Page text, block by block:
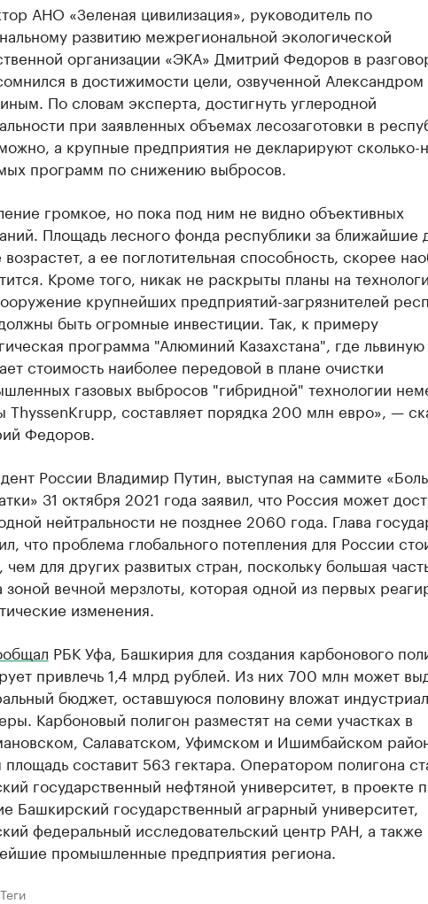
АНО «Зеленая цивилизация», руководитель по
развитию межрегиональной экологической
организации «ЭКА» Дмитрий Федоров в
в достижимости цели, озвученной Александром
По словам эксперта, достигнуть углеродной
при заявленных объемах лесозаготовки в
а крупные предприятия не декларируют сколько-
программ по снижению выбросов.
громкое, но пока под ним не видно объективных
Площадь лесного фонда республики за ближайшие
возрастет, а ее поглотительная способность, скорее
Кроме того, никак не раскрыты планы на
крупнейших предприятий-загрязнителей
быть огромные инвестиции. Так, к примеру
программа "Алюминий Казахстана", где
стоимость наиболее передовой в плане очистки
газовых выбросов "гибридной" технологии
составляет порядка 200 млн евро», —
Федоров.
России Владимир Путин, выступая на саммите
31 октября 2021 года заявил, что Россия может
нейтральности не позднее 2060 года. Глава
что проблема глобального потепления для России
чем для других развитых стран, поскольку большая
зоной вечной мерзлоты, которая одной из первых
изменения.
РБК Уфа, Башкирия для создания карбонового
привлечь 1,4 млрд рублей. Из них 700 млн может
бюджет, оставшуюся половину вложат
Карбоновый полигон разместят на семи участках в
Салаватском, Уфимском и Ишимбайском
составит 563 гектара. Оператором полигона
государственный нефтяной университет, в проекте
Башкирский государственный аграрный университет,
федеральный исследовательский центр РАН, а также
промышленные предприятия региона.
Теги